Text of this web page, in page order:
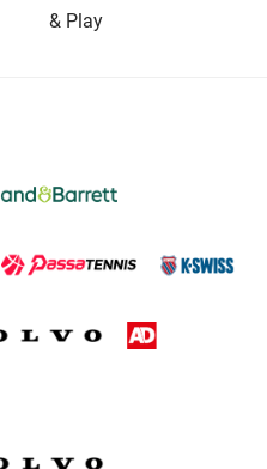
& Play